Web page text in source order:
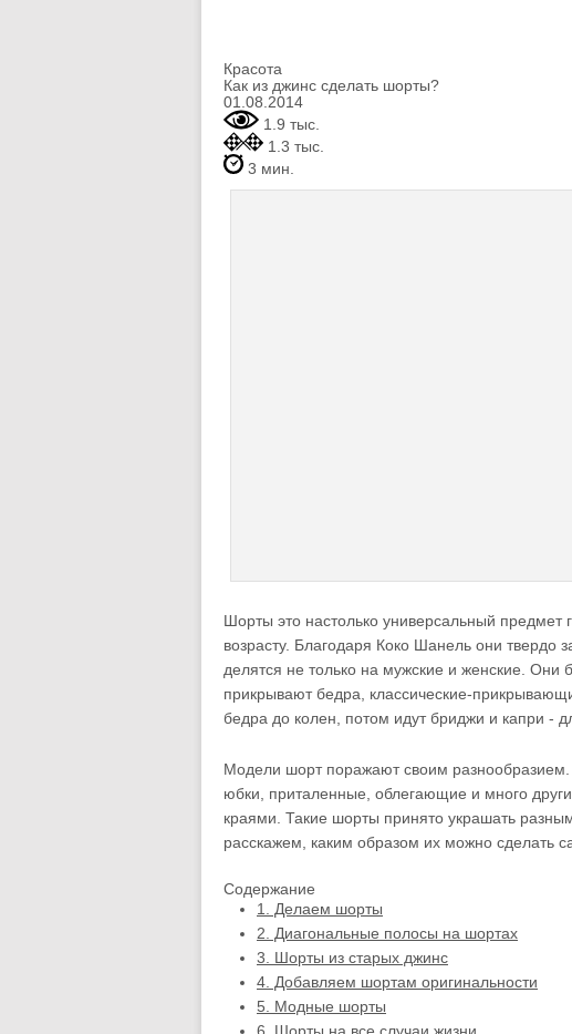
Красота
Как из джинс сделать шорты?
01.08.2014
1.9 тыс.
1.3 тыс.
3 мин.
Шорты это настолько универсальный предмет
возрасту. Благодаря Коко Шанель они
делятся не только на мужские и женские.
прикрывают бедра, классические-
бедра до колен, потом идут бриджи и капри -
Модели шорт поражают своим
юбки, приталенные, облегающие и много
краями. Такие шорты принято украшать
расскажем, каким образом их можно сделать
Содержание
1.
Делаем шорты
2.
Диагональные полосы на шортах
3.
Шорты из старых джинс
4. Добавляем шортам оригинальности
5.
Модные шорты